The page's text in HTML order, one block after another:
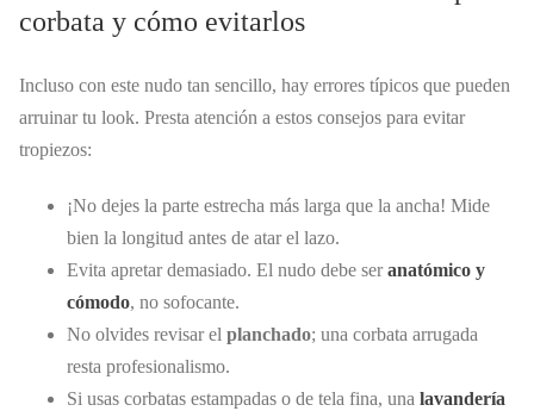
corbata y cómo evitarlos
Incluso con este nudo tan sencillo, hay errores típicos que pueden
arruinar tu look. Presta atención a estos consejos para evitar
tropiezos:
¡No dejes la parte estrecha más larga que la ancha! Mide
bien la longitud antes de atar el lazo.
Evita apretar demasiado. El nudo debe seranatómico y
cómodo, no sofocante.
No olvides revisar el planchado; una corbata arrugada
resta profesionalismo.
Si usas corbatas estampadas o de tela fina, una lavandería